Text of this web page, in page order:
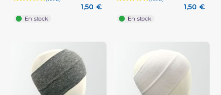
1,50 €
En stock
1,50 €
En stock